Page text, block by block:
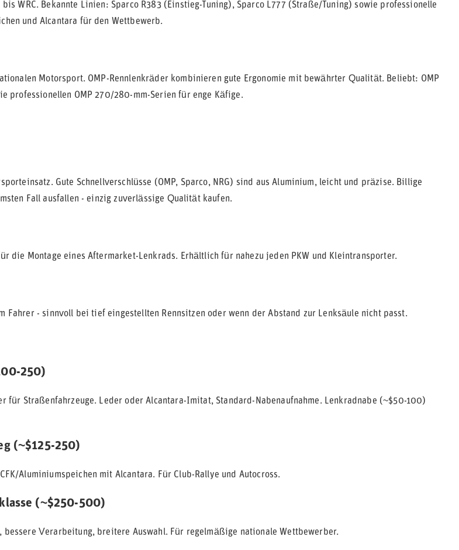
WRC. Bekannte Linien: Sparco R383 (Einstieg-Tuning), Sparco L777 (Straße/Tuning) sowie professionelle
und Alcantara für den Wettbewerb.
Motorsport. OMP-Rennlenkräder kombinieren gute Ergonomie mit bewährter Qualität. Beliebt: OMP
professionellen OMP 270/280-mm-Serien für enge Käfige.
Gute Schnellverschlüsse (OMP, Sparco, NRG) sind aus Aluminium, leicht und präzise. Billige
Fall ausfallen - einzig zuverlässige Qualität kaufen.
die Montage eines Aftermarket-Lenkrads. Erhältlich für nahezu jeden PKW und Kleintransporter.
Fahrer - sinnvoll bei tief eingestellten Rennsitzen oder wenn der Abstand zur Lenksäule nicht passt.
250)
für Straßenfahrzeuge. Leder oder Alcantara-Imitat, Standard-Nabenaufnahme. Lenkradnabe (~$50-100)
(~$125-250)
Aluminiumspeichen mit Alcantara. Für Club-Rallye und Autocross.
(~$250-500)
bessere Verarbeitung, breitere Auswahl. Für regelmäßige nationale Wettbewerber.